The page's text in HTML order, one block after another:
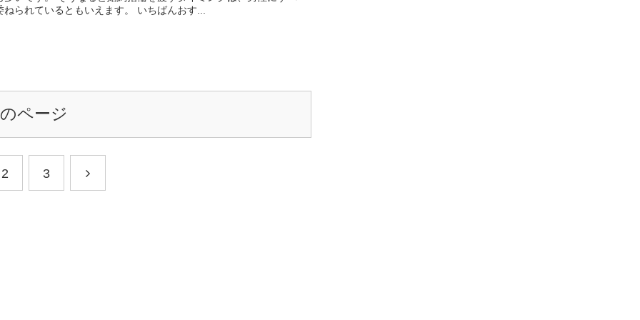
ねられているともいえます。 いちばんおす...
ページ
2 3